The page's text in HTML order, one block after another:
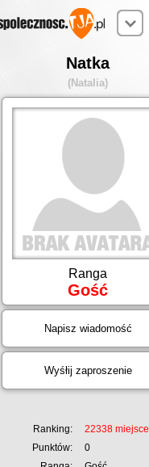
Natka
(Natalia)
Ranga
Gość
Napisz wiadomość
Wyśłij zaproszenie
Ranking:
22338 miejsce
Punktów:
0